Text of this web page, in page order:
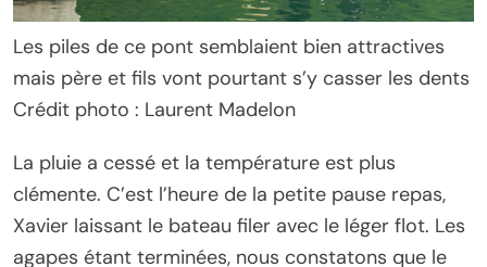
Les piles de ce pont semblaient bien attractives
mais père et fils vont pourtant s’y casser les dents
Crédit photo : Laurent Madelon
La pluie a cessé et la température est plus
clémente. C’est l’heure de la petite pause repas,
Xavier laissant le bateau filer avec le léger flot. Les
agapes étant terminées, nous constatons que le